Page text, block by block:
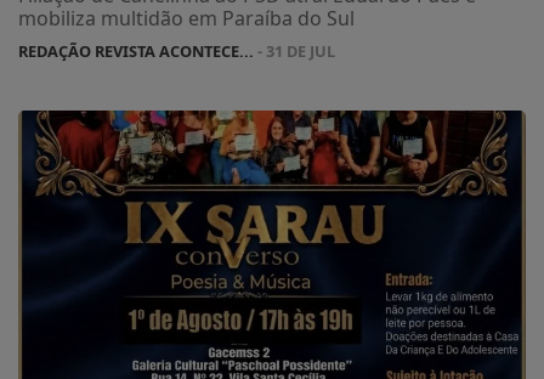
mobiliza multidão em Paraíba do Sul
REDAÇÃO REVISTA ACONTECE... - 31 DE JUL